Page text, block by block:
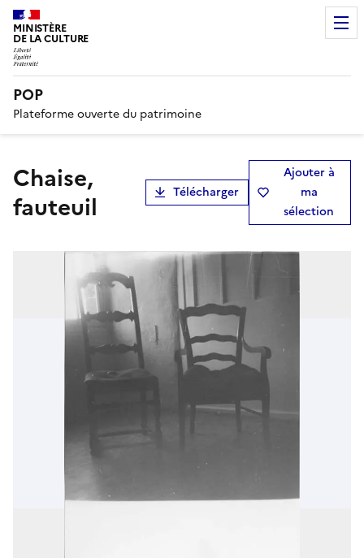
MINISTÈRE
DE LA CULTURE
POP
Plateforme ouverte du patrimoine
chaise,
fauteuil
Télécharger
Ajouter à
ma
sélection